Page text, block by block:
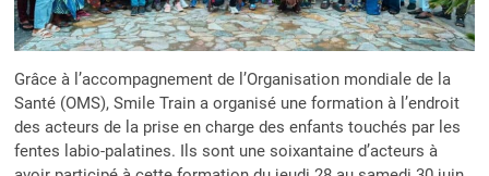
Grâce à l’accompagnement de l’Organisation mondiale de la
Santé (OMS), Smile Train a organisé une formation à l’endroit
des acteurs de la prise en charge des enfants touchés par les
fentes labio-palatines. Ils sont une soixantaine d’acteurs à